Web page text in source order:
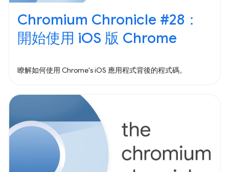
Chromium Chronicle #28：
開始使用 iOS 版 Chrome
瞭解如何使用 Chrome's iOS 應用程式背後的程式碼。